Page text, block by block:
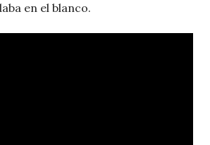
en el blanco.